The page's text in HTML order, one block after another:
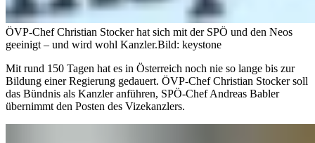
ÖVP-Chef Christian Stocker hat sich mit der SPÖ und den Neos
geeinigt – und wird wohl Kanzler.Bild: keystone
Mit rund 150 Tagen hat es in Österreich noch nie so lange bis zur
Bildung einer Regierung gedauert. ÖVP-Chef Christian Stocker soll
das Bündnis als Kanzler anführen, SPÖ-Chef Andreas Babler
übernimmt den Posten des Vizekanzlers.